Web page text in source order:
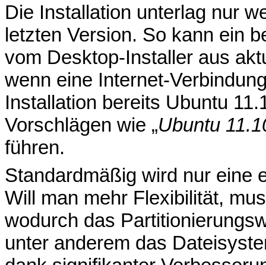
Die Installation unterlag nur
letzten Version. So kann ein
vom Desktop-Installer aus
wenn eine Internet-
Installation bereits Ubuntu
Vorschlägen wie „Ubuntu
führen.
Standardmäßig wird nur eine
Will man mehr Flexibilität,
wodurch das
unter anderem das